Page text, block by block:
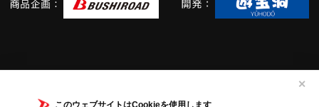
このウェブサイトはCookieを使用します
✕